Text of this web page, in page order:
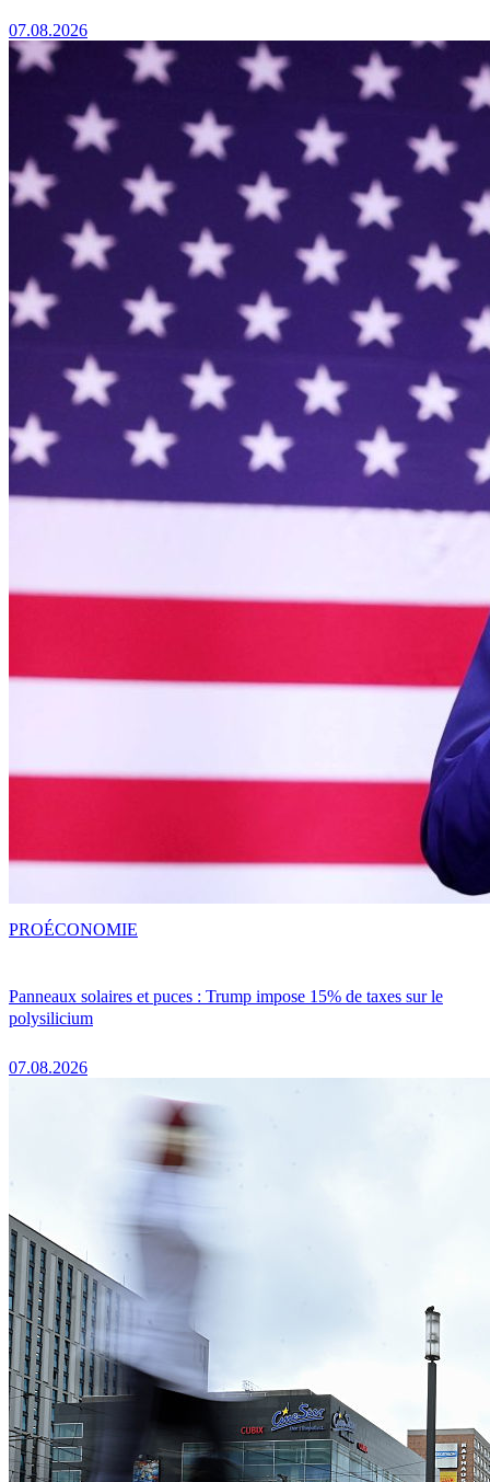
07.08.2026
Panneaux solaires et puces : Trump impose 15% de taxes sur le
polysilicium
07.08.2026
PROÉCONOMIE